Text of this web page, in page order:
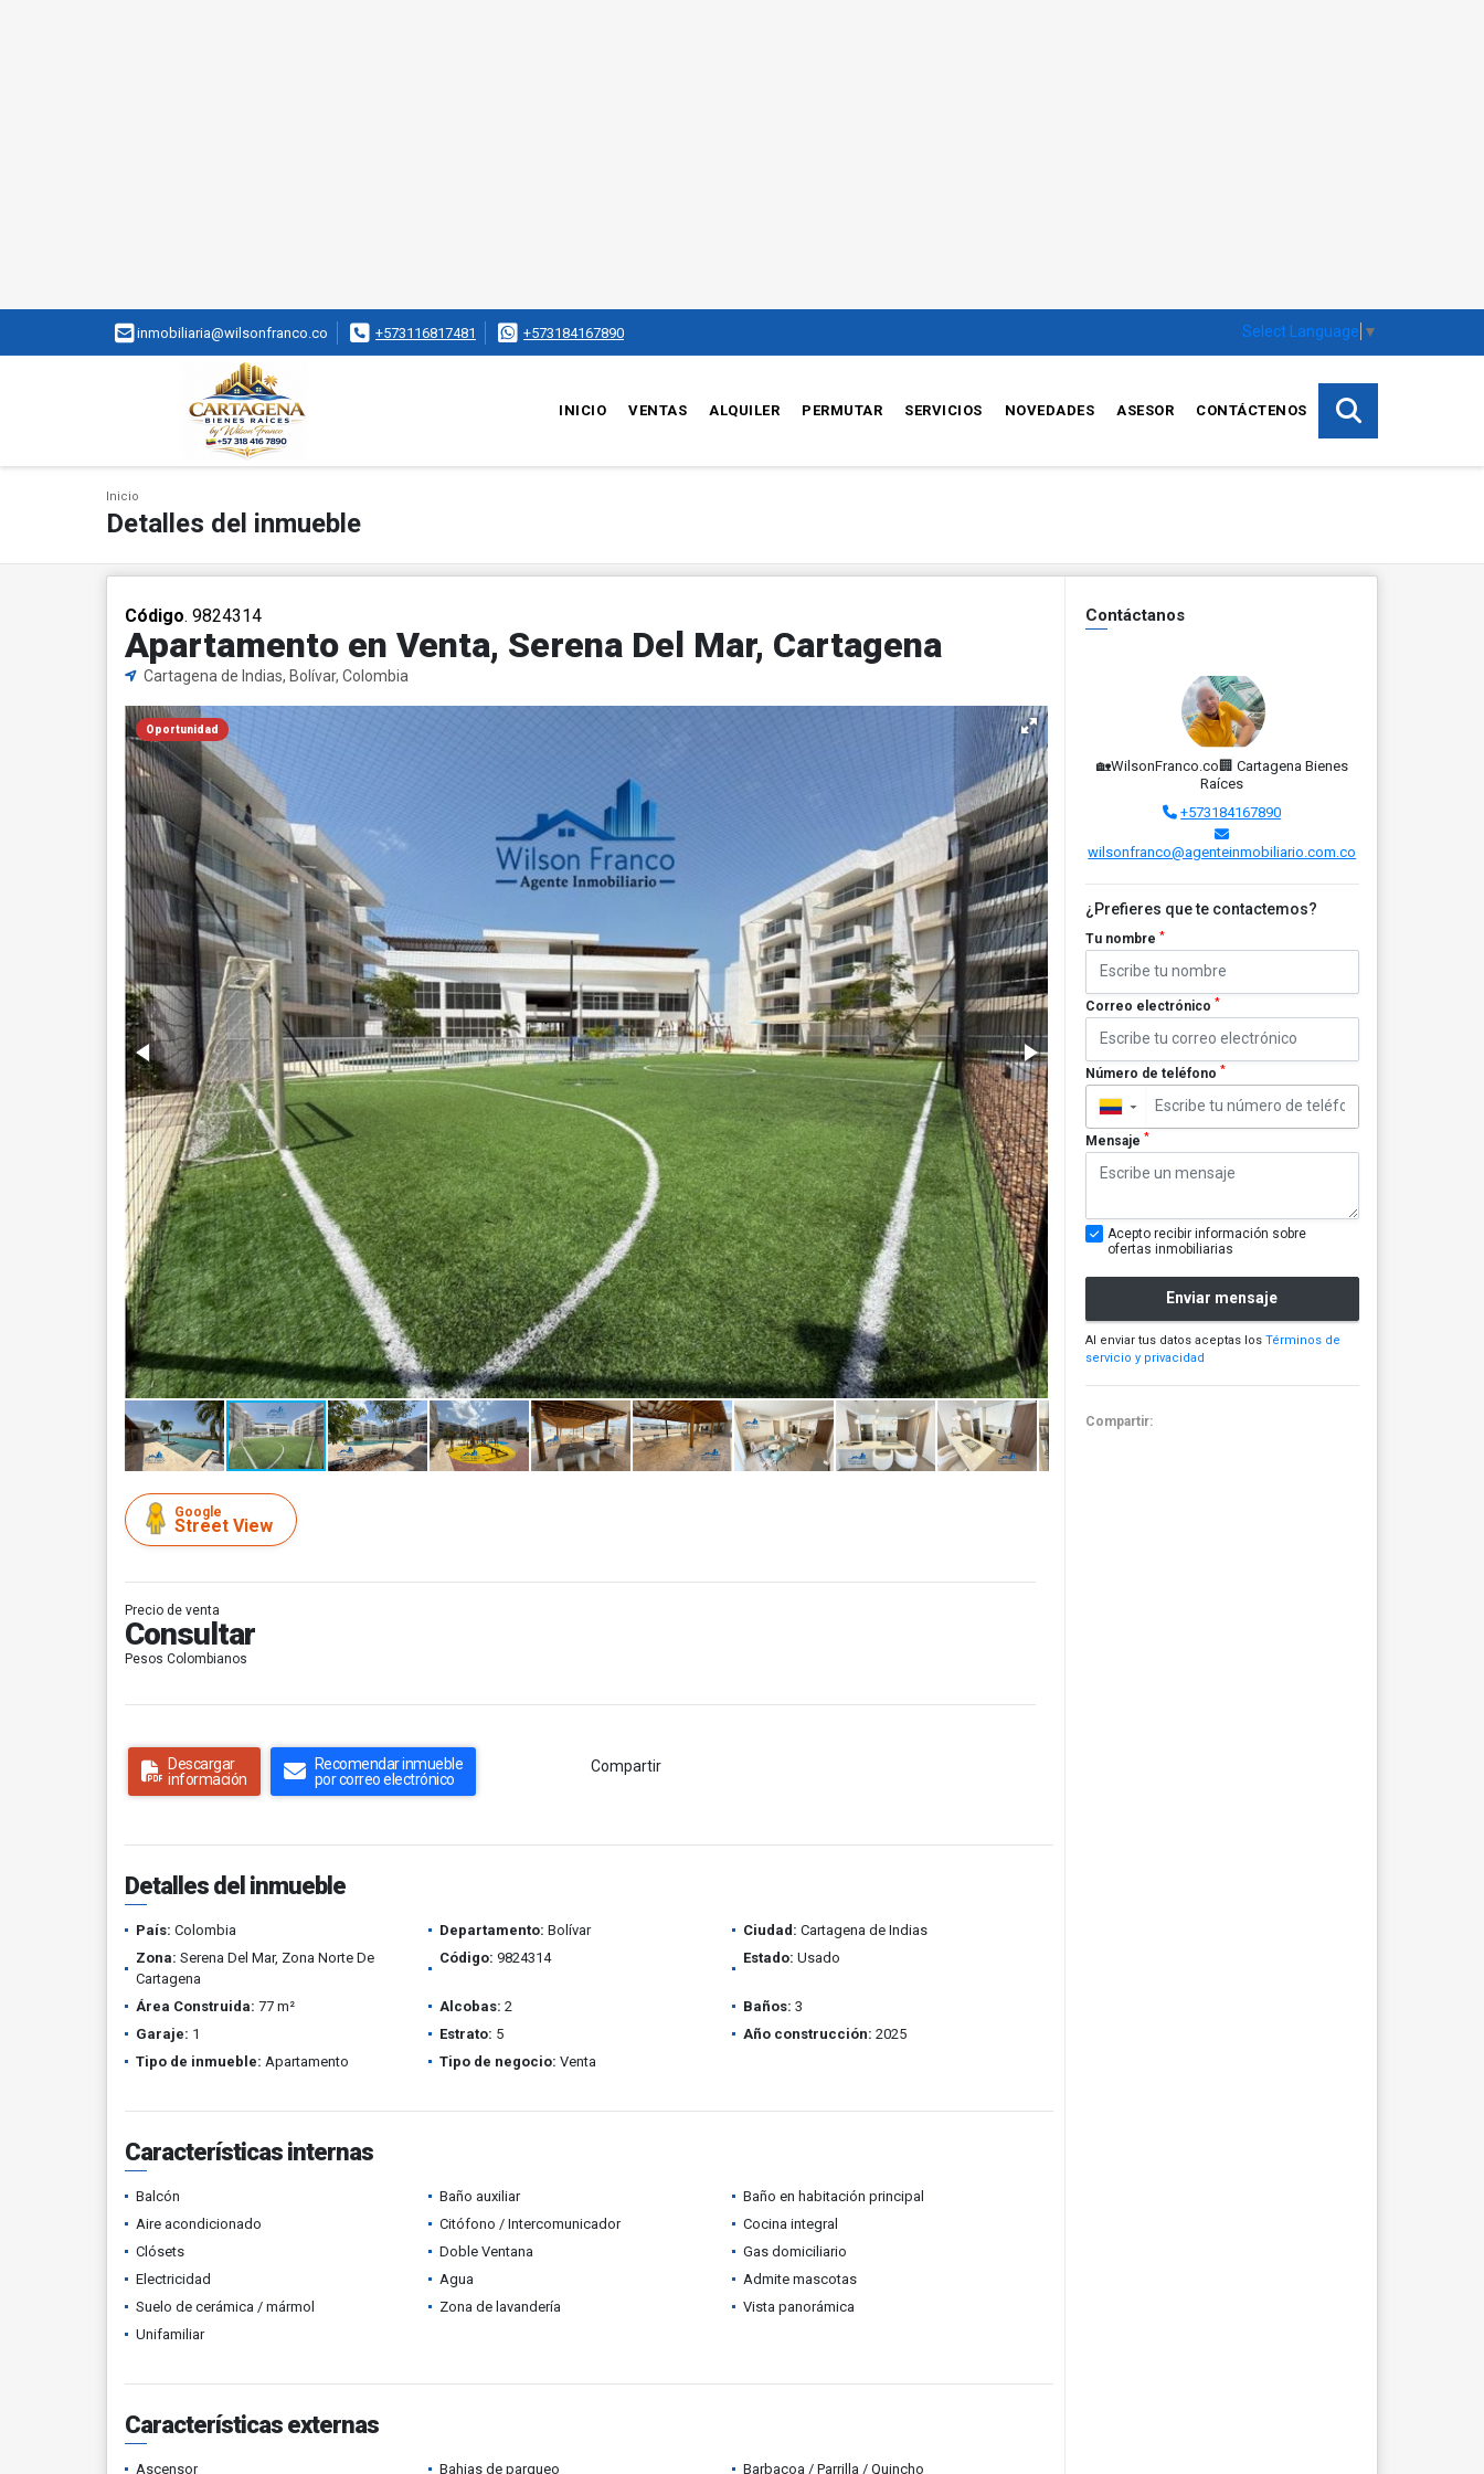
inmobiliaria@wilsonfranco.co +573116817481 +573184167890 Select Language ▼
INICIO VENTAS ALQUILER PERMUTAR SERVICIOS NOVEDADES ASESOR CONTÁCTENOS
Inicio
Detalles del inmueble
Código. 9824314
Apartamento en Venta, Serena Del Mar, Cartagena
Cartagena de Indias, Bolívar, Colombia
Oportunidad
Google
Street View
Precio de venta
Consultar
Pesos Colombianos
Descargar
información
Recomendar inmueble
por correo electrónico
Compartir
Detalles del inmueble
País: Colombia Departamento: Bolívar Ciudad: Cartagena de Indias
Zona: Serena Del Mar, Zona Norte De
Cartagena
Código: 9824314 Estado: Usado
Área Construida: 77 m² Alcobas: 2 Baños: 3
Garaje: 1 Estrato: 5 Año construcción: 2025
Tipo de inmueble: Apartamento Tipo de negocio: Venta
Características internas
Balcón Baño auxiliar
Baño en habitación principal
Aire acondicionado
Citófono / Intercomunicador
Cocina integral
Clósets
Doble Ventana
Gas domiciliario
Electricidad
Agua
Admite mascotas
Suelo de cerámica / mármol
Zona de lavandería
Vista panorámica
Unifamiliar
Características externas
Ascensor Bahias de parqueo
Barbacoa / Parrilla / Quincho
Contáctanos
🏡WilsonFranco.co🏢 Cartagena Bienes
Raíces
+573184167890
wilsonfranco@agenteinmobiliario.com.co
¿Prefieres que te contactemos?
Tu nombre *
Correo electrónico *
Número de teléfono *
▼
Mensaje *
Acepto recibir información sobre
ofertas inmobiliarias
Enviar mensaje
Al enviar tus datos aceptas los Términos de
servicio y privacidad
Compartir: